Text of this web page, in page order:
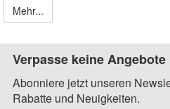
Mehr...
Verpasse keine Angebote
Abonniere jetzt unseren
Rabatte und Neuigkeiten.